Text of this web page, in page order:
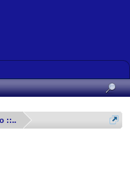
..:: Foros Conocimiento ::..